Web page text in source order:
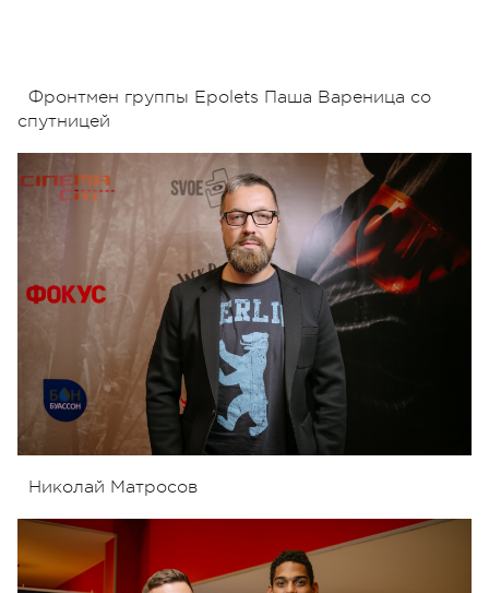
Фронтмен группы Epolets Паша Вареница со
спутницей
Николай Матросов